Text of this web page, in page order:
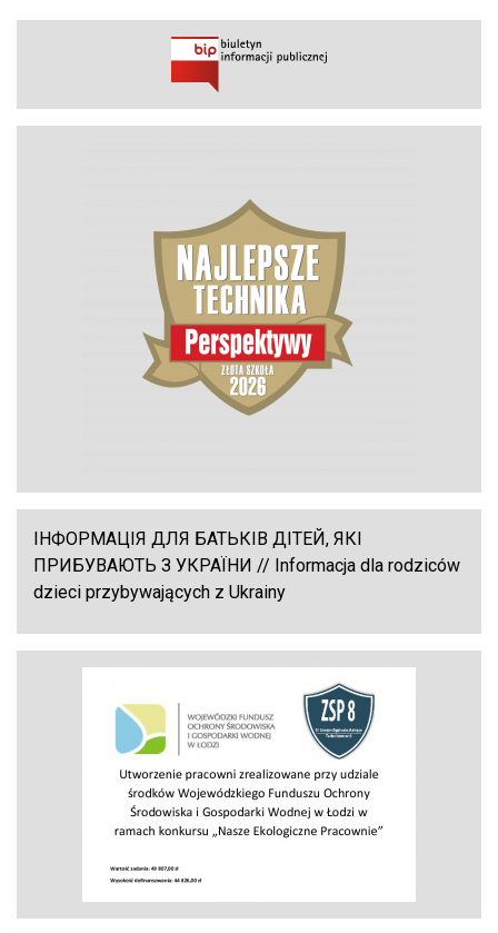
ІНФОРМАЦІЯ ДЛЯ БАТЬКІВ ДІТЕЙ, ЯКІ
ПРИБУВАЮТЬ З УКРАЇНИ // Informacja dla rodziców
dzieci przybywających z Ukrainy